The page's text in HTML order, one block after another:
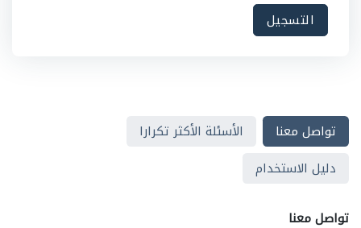
تواصل معنا
الأسئلة الأكثر تكرارا
دليل الاستخدام
تواصل معنا